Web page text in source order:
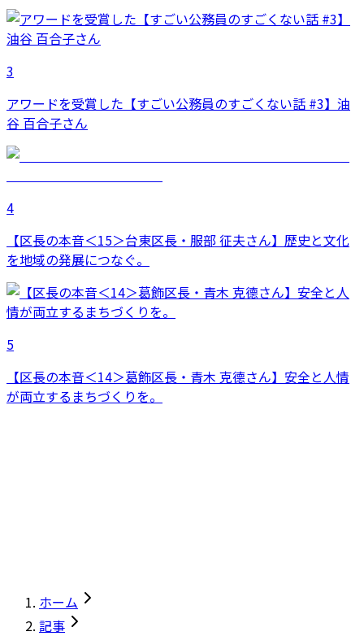
3
アワードを受賞した【すごい公務員のすごくない話 #3】油
谷 百合子さん
4
【区長の本音＜15＞台東区長・服部 征夫さん】歴史と文化
を地域の発展につなぐ。
5
【区長の本音＜14＞葛飾区長・青木 克德さん】安全と人情
が両立するまちづくりを。
ホーム
記事